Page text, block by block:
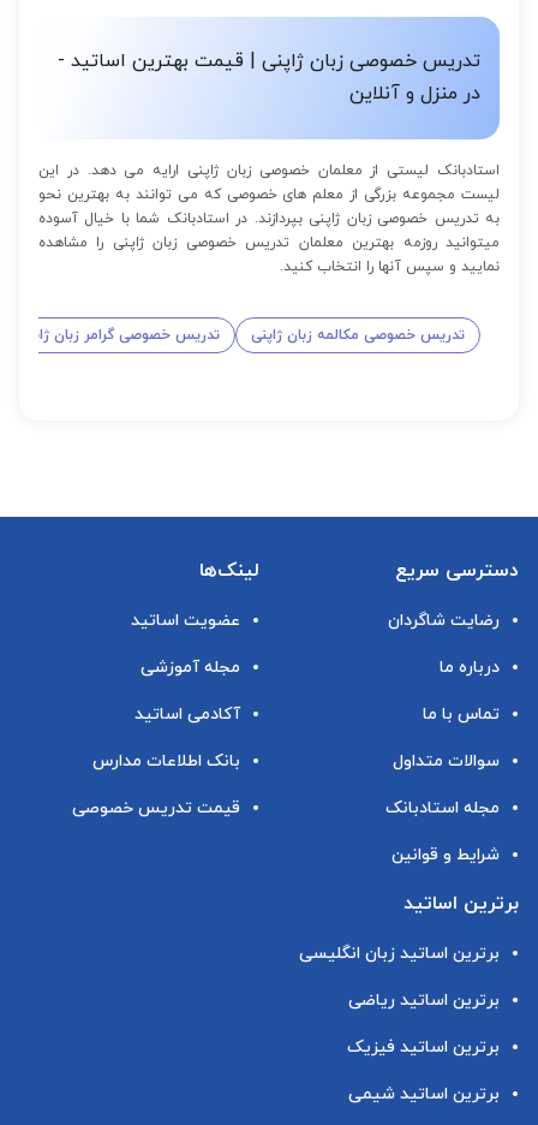
تدریس خصوصی زبان ژاپنی | قیمت بهترین اساتید -
در منزل و آنلاین
استادبانک لیستی از معلمان خصوصی زبان ژاپنی ارایه می دهد. در این
لیست مجموعه بزرگی از معلم های خصوصی که می توانند به بهترین نحو
به تدریس خصوصی زبان ژاپنی بپردازند. در استادبانک شما با خیال آسوده
میتوانید روزمه بهترین معلمان تدریس خصوصی زبان ژاپنی را مشاهده
نمایید و سپس آنها را انتخاب کنید.
تدریس خصوصی مکالمه زبان ژاپنی تدریس خصوصی گرامر زبان ژاپنی
دسترسی سریع
رضایت شاگردان
درباره ما
تماس با ما
سوالات متداول
مجله استادبانک
شرایط و قوانین
لینک‌ها
عضویت اساتید
مجله آموزشی
آکادمی اساتید
بانک اطلاعات مدارس
قیمت تدریس خصوصی
برترین اساتید
برترین اساتید زبان انگلیسی
برترین اساتید ریاضی
برترین اساتید فیزیک
برترین اساتید شیمی